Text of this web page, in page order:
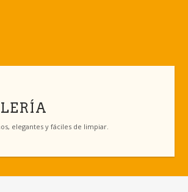
elegantes y fáciles de limpiar.